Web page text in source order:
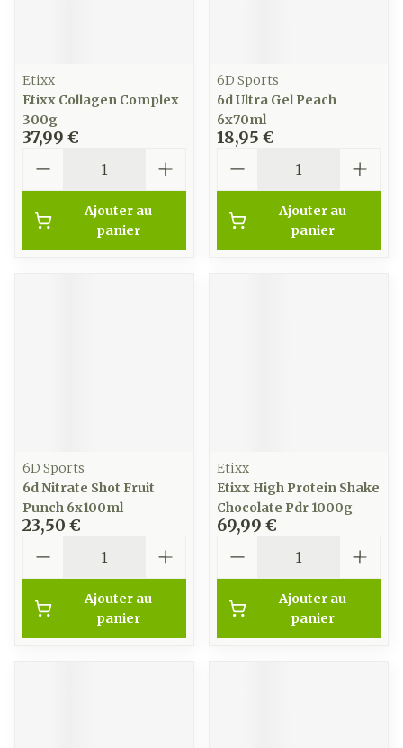
Etixx
Etixx Collagen Complex
300g
37,99 €
Ajouter au
panier
6D Sports
6d Ultra Gel Peach
6x70ml
18,95 €
Ajouter au
panier
6D Sports
6d Nitrate Shot Fruit
Punch 6x100ml
23,50 €
Ajouter au
panier
Etixx
Etixx High Protein Shake
Chocolate Pdr 1000g
69,99 €
Ajouter au
panier